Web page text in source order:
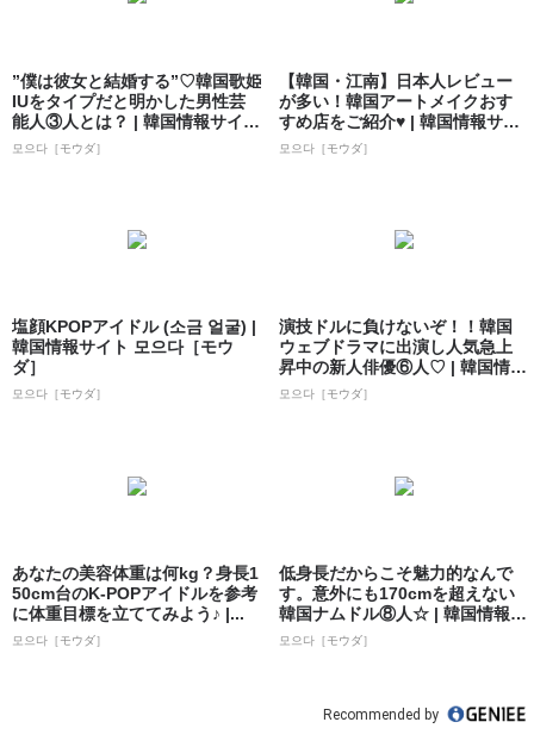
”僕は彼女と結婚する”♡韓国歌姫
IUをタイプだと明かした男性芸
能人③人とは？ | 韓国情報サイト
...
모으다［モウダ］
【韓国・江南】日本人レビュー
が多い！韓国アートメイクおす
すめ店をご紹介♥ | 韓国情報サイ
ト 모으...
모으다［モウダ］
塩顔KPOPアイドル (소금 얼굴) |
韓国情報サイト 모으다［モウ
ダ］
모으다［モウダ］
演技ドルに負けないぞ！！韓国
ウェブドラマに出演し人気急上
昇中の新人俳優⑥人♡ | 韓国情報
サイト ...
모으다［モウダ］
あなたの美容体重は何kg？身長1
50cm台のK-POPアイドルを参考
に体重目標を立ててみよう♪ |...
모으다［モウダ］
低身長だからこそ魅力的なんで
す。意外にも170cmを超えない
韓国ナムドル⑧人☆ | 韓国情報サ
イト...
모으다［モウダ］
Recommended by